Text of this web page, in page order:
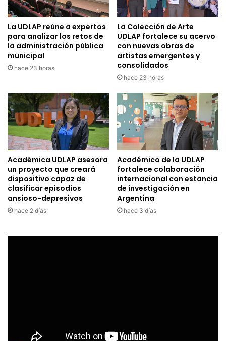
La UDLAP reúne a expertos
para analizar los retos de
la administración pública
municipal
hace 23 horas
La Colección de Arte
UDLAP fortalece su acervo
con nuevas obras de
artistas emergentes y
consolidados
hace 23 horas
Académica UDLAP asesora
un proyecto que creará
dispositivo capaz de
clasificar episodios
ansioso-depresivos
hace 2 días
Académico de la UDLAP
fortalece colaboración
internacional con estancia
de investigación en
Argentina
hace 3 días